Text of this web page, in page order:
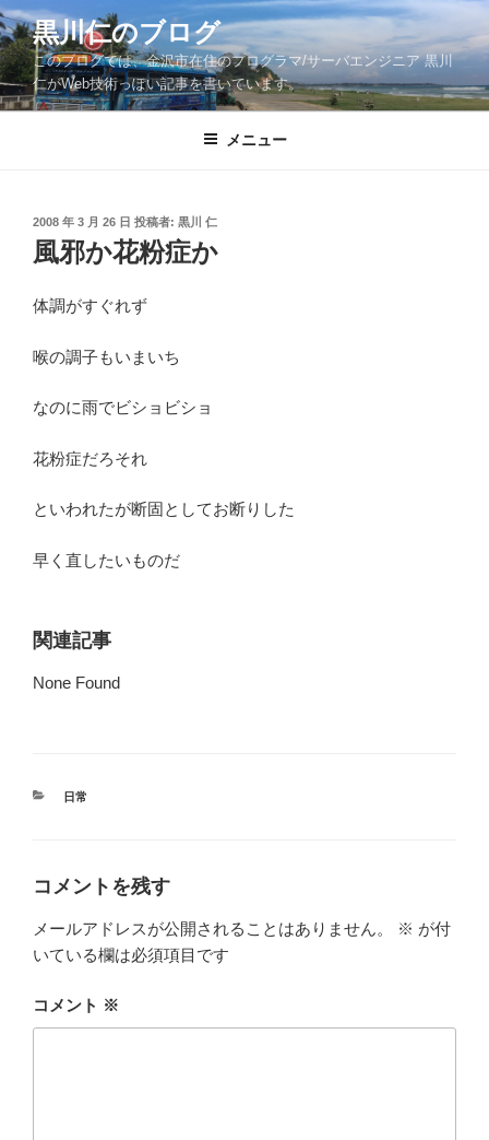
コ
ン
テ
ン
ツ
黒川仁のブログ
このブログでは、金沢市在住のプログラマ/サーバエンジニア 黒川
仁がWeb技術っぽい記事を書いています。
メニュー
投
稿
日:
2008 年 3 月 26 日 投稿者: 黒川 仁
風邪か花粉症か
体調がすぐれず
喉の調子もいまいち
なのに雨でビショビショ
花粉症だろそれ
といわれたが断固としてお断りした
早く直したいものだ
関連記事
None Found
カ
日常
コメントを残す
メールアドレスが公開されることはありません。 ※ が付
いている欄は必須項目です
コメント ※